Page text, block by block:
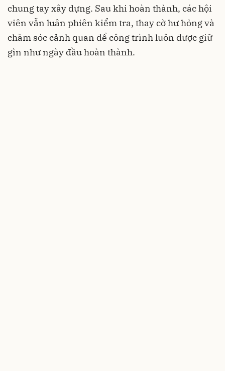
chung tay xây dựng. Sau khi hoàn thành, các hội
viên vẫn luân phiên kiểm tra, thay cờ hư hỏng và
chăm sóc cảnh quan để công trình luôn được giữ
gìn như ngày đầu hoàn thành.